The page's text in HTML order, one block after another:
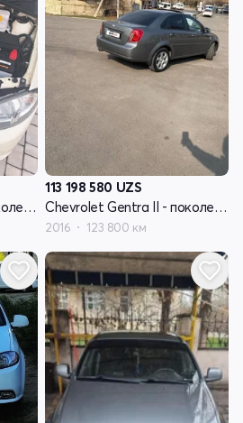
Chevrolet Gentra II - поколение
113 198 580 UZS
Chevrolet Gentra II - поколение
2016 123 800 км